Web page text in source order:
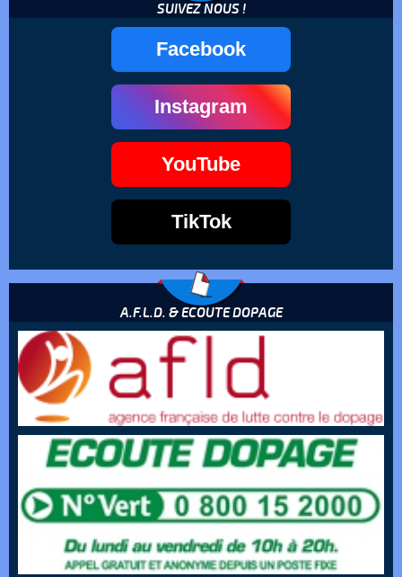
SUIVEZ NOUS !
Facebook
Instagram
YouTube
TikTok
A.F.L.D. & ECOUTE DOPAGE